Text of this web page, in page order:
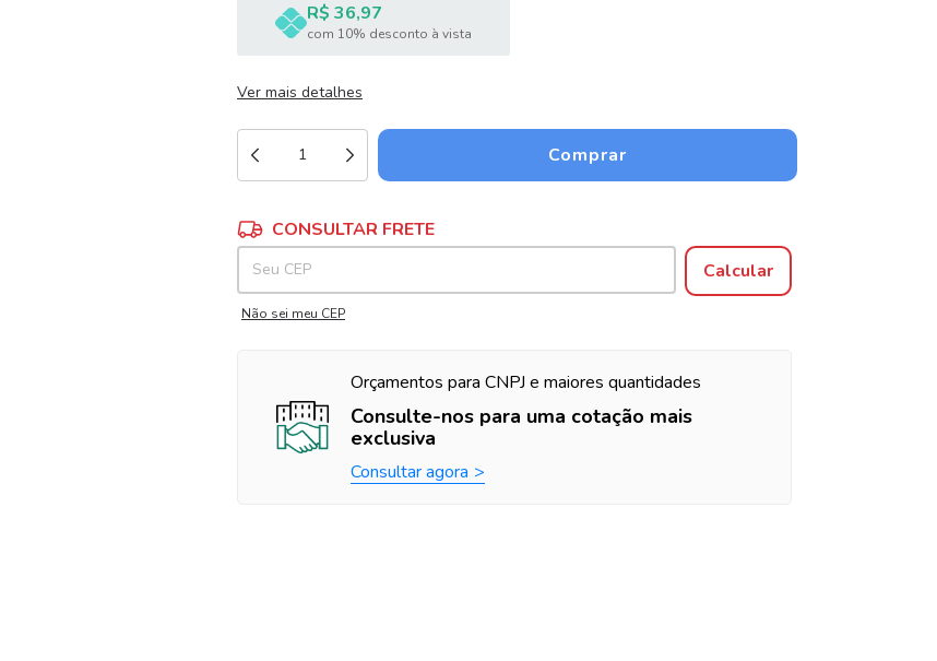
R$ 36,97
com 10% desconto à vista
Ver mais detalhes
Entregas para o CEP:
CONSULTAR FRETE
Calcular
Não sei meu CEP
Orçamentos para CNPJ e maiores quantidades
Consulte-nos para uma cotação mais
exclusiva
Consultar agora